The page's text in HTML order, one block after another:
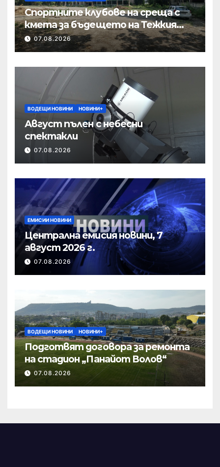
Спортните клубове на среща с
кмета за бъдещето на Тежкия
полк
07.08.2026
ВОДЕЩИ НОВИНИ НОВИНИ+
Август пълен с небесни
спектакли
07.08.2026
ЕМИСИИ НОВИНИ
Централна емисия новини, 7
август 2026 г.
07.08.2026
ВОДЕЩИ НОВИНИ НОВИНИ+
Подготвят договора за ремонта
на стадион „Панайот Волов“
07.08.2026